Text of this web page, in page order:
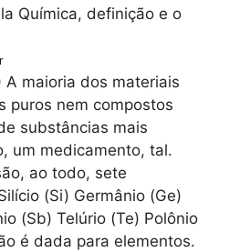
A maioria dos materiais
puros nem compostos
substâncias mais
um medicamento, tal.
ao todo, sete
(Si) Germânio (Ge)
(Sb) Telúrio (Te) Polônio
é dada para elementos.